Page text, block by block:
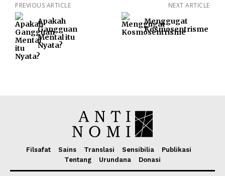
PREVIOUS ARTICLE
Apakah
Gangguan
Mental itu
Nyata?
NEXT ARTICLE
Menggugat
Kosmosentrisme
Filsafat Sains Translasi Sensibilia
Publikasi
Tentang
Urundana Donasi